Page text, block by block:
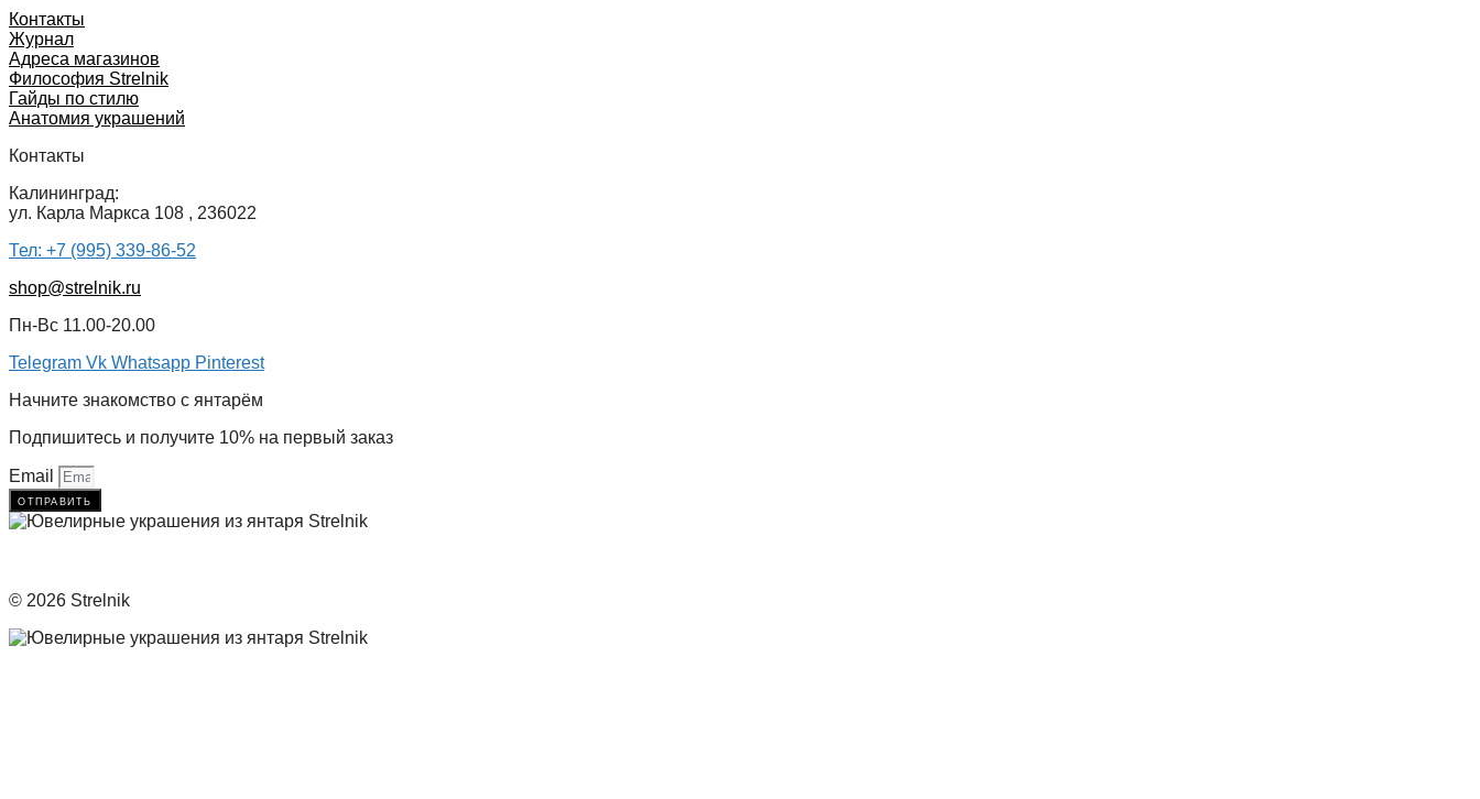
Контакты
Журнал
Адреса магазинов
Философия Strelnik
Гайды по стилю
Анатомия украшений
Контакты
Калининград:
ул. Карла Маркса 108 , 236022
Тел: +7 (995) 339-86-52
shop@strelnik.ru
Пн-Вс 11.00-20.00
Telegram Vk Whatsapp Pinterest
Начните знакомство с янтарём
Подпишитесь и получите 10% на первый заказ
Email
отправить
© 2026 Strelnik